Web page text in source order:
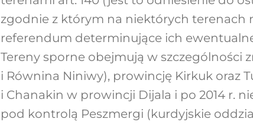
zgodnie z którym na niektórych terenach
referendum determinujące ich
Tereny sporne obejmują w szczególności
i Równina Niniwy), prowincję Kirkuk oraz
i Chanakin w prowincji Dijala i po 2014 r.
pod kontrolą Peszmergi (kurdyjskie